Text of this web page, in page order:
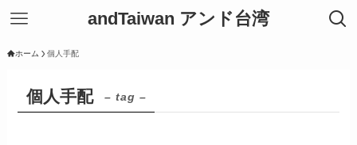
andTaiwan アンド台湾
ホーム 個人手配
個人手配 – tag –